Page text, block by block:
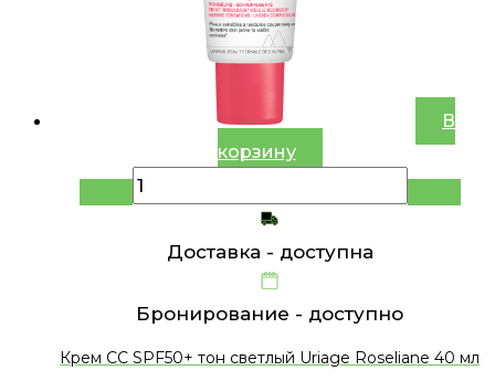
В
корзину
Доставка - доступна
Бронирование - доступно
Крем СС SPF50+ тон светлый Uriage Roseliane 40 мл